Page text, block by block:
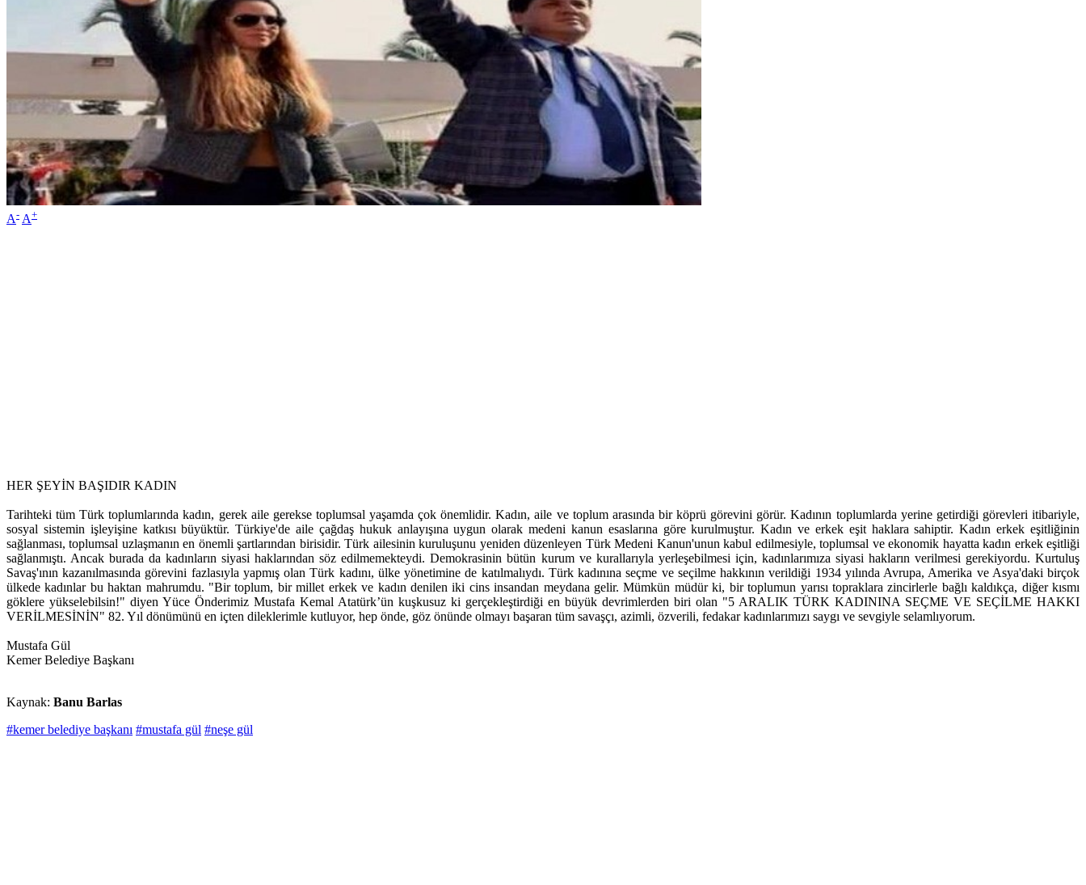
A- A+
HER ŞEYİN BAŞIDIR KADIN
Tarihteki tüm Türk toplumlarında kadın, gerek aile gerekse toplumsal yaşamda çok önemlidir. Kadın, aile ve toplum arasında bir köprü görevini görür. Kadının toplumlarda yerine getirdiği görevleri itibariyle,
sosyal sistemin işleyişine katkısı büyüktür. Türkiye'de aile çağdaş hukuk anlayışına uygun olarak medeni kanun esaslarına göre kurulmuştur. Kadın ve erkek eşit haklara sahiptir. Kadın erkek eşitliğinin
sağlanması, toplumsal uzlaşmanın en önemli şartlarından birisidir. Türk ailesinin kuruluşunu yeniden düzenleyen Türk Medeni Kanun'unun kabul edilmesiyle, toplumsal ve ekonomik hayatta kadın erkek eşitliği
sağlanmıştı. Ancak burada da kadınların siyasi haklarından söz edilmemekteydi. Demokrasinin bütün kurum ve kurallarıyla yerleşebilmesi için, kadınlarımıza siyasi hakların verilmesi gerekiyordu. Kurtuluş
Savaş'ının kazanılmasında görevini fazlasıyla yapmış olan Türk kadını, ülke yönetimine de katılmalıydı. Türk kadınına seçme ve seçilme hakkının verildiği 1934 yılında Avrupa, Amerika ve Asya'daki birçok
ülkede kadınlar bu haktan mahrumdu. "Bir toplum, bir millet erkek ve kadın denilen iki cins insandan meydana gelir. Mümkün müdür ki, bir toplumun yarısı topraklara zincirlerle bağlı kaldıkça, diğer kısmı
göklere yükselebilsin!" diyen Yüce Önderimiz Mustafa Kemal Atatürk’ün kuşkusuz ki gerçekleştirdiği en büyük devrimlerden biri olan "5 ARALIK TÜRK KADININA SEÇME VE SEÇİLME HAKKI
VERİLMESİNİN" 82. Yıl dönümünü en içten dileklerimle kutluyor, hep önde, göz önünde olmayı başaran tüm savaşçı, azimli, özverili, fedakar kadınlarımızı saygı ve sevgiyle selamlıyorum.
Mustafa Gül
Kemer Belediye Başkanı
Kaynak: Banu Barlas
#kemer belediye başkanı #mustafa gül #neşe gül